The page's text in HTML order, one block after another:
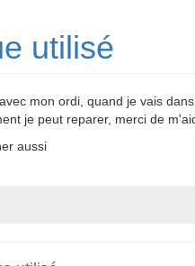
utilisé
mon ordi, quand je vais
je peut reparer, merci de
aussi